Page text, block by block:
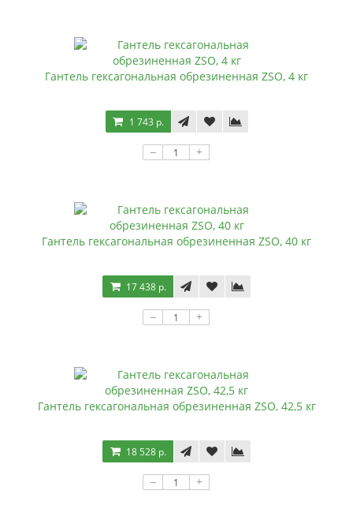
Гантель гексагональная обрезиненная ZSO, 4 кг
1 743 р.
– +
Гантель гексагональная обрезиненная ZSO, 40 кг
17 438 р.
– +
Гантель гексагональная обрезиненная ZSO, 42,5 кг
18 528 р.
– +